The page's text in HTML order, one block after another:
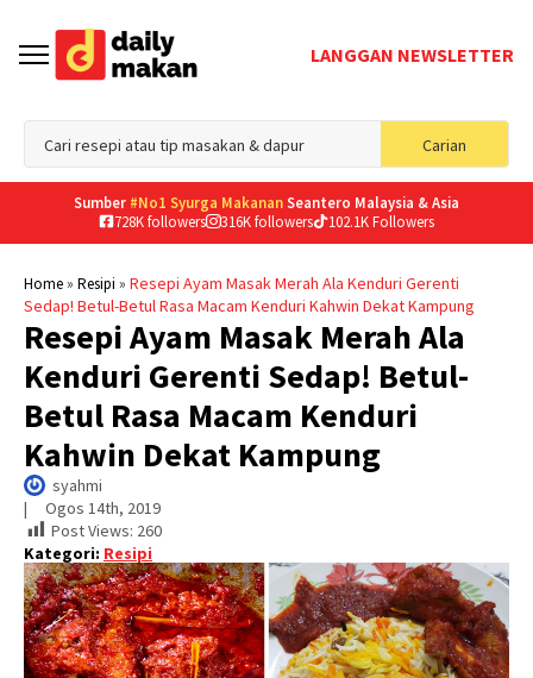
LANGGAN NEWSLETTER
Carian
for:
Sumber #No1 Syurga MakananSeantero Malaysia & Asia
728K followers
316K followers 102.1K Followers
Home» Resipi » Resepi Ayam Masak Merah Ala Kenduri Gerenti
Sedap! Betul-Betul Rasa Macam Kenduri Kahwin Dekat Kampung
Resepi Ayam Masak Merah Ala
Kenduri Gerenti Sedap! Betul-
Betul Rasa Macam Kenduri
Kahwin Dekat Kampung
syahmi
| Ogos 14th, 2019
Post Views: 260
Kategori: Resipi